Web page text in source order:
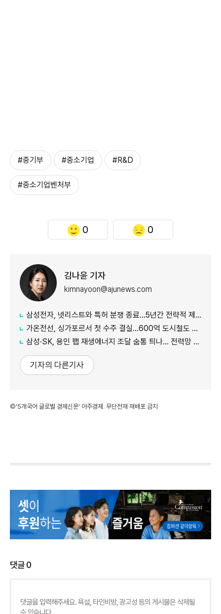
#중기부 #중소기업 #R&D
#중소기업벤처부
0 0
김나윤 기자
kimnayoon@ajunews.com
삼성전자, 넷리스트와 특허 분쟁 종료…5년간 전략적 제휴
가온전선, 싱가포르서 첫 수주 결실…600억 도시철도 케이블 공급
삼성·SK, 용인 팹 재생에너지 조달 숨통 틔나… 전력망 확충에 에너지 리스크 완화 기대
기자의 다른기사
©'5개국어 글로벌 경제신문' 아주경제. 무단전재·재배포 금지
댓글0